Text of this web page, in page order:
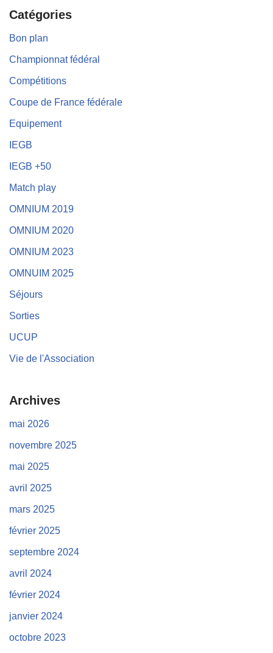
Catégories
Bon plan
Championnat fédéral
Compétitions
Coupe de France fédérale
Equipement
IEGB
IEGB +50
Match play
OMNIUM 2019
OMNIUM 2020
OMNIUM 2023
OMNUIM 2025
Séjours
Sorties
UCUP
Vie de l'Association
Archives
mai 2026
novembre 2025
mai 2025
avril 2025
mars 2025
février 2025
septembre 2024
avril 2024
février 2024
janvier 2024
octobre 2023